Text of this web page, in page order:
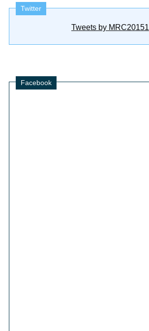
Twitter
Tweets by MRC20151
Facebook